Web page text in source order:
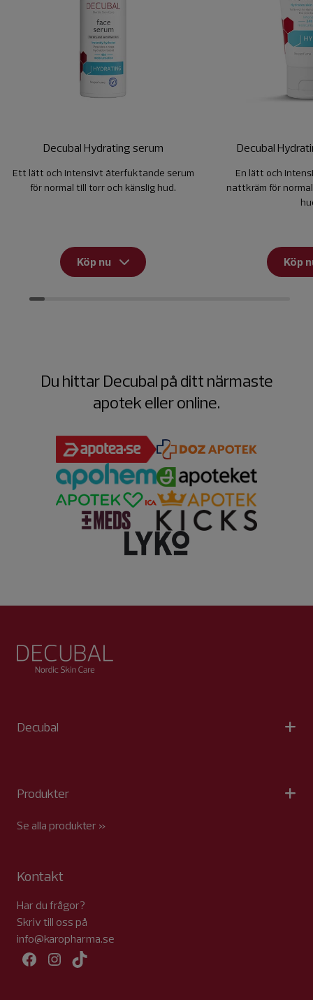
Decubal Hydrating serum
Ett lätt och intensivt återfuktande serum
för normal till torr och känslig hud.
Köp nu
Decubal
En lätt och
nattkräm för
Köp
Du hittar Decubal på ditt närmaste
apotek eller online.
Decubal
Produkter
Se alla produkter »
Kontakt
Har du frågor?
Skriv till oss på
info@karopharma.se
Facebook
Instagram
TikTok